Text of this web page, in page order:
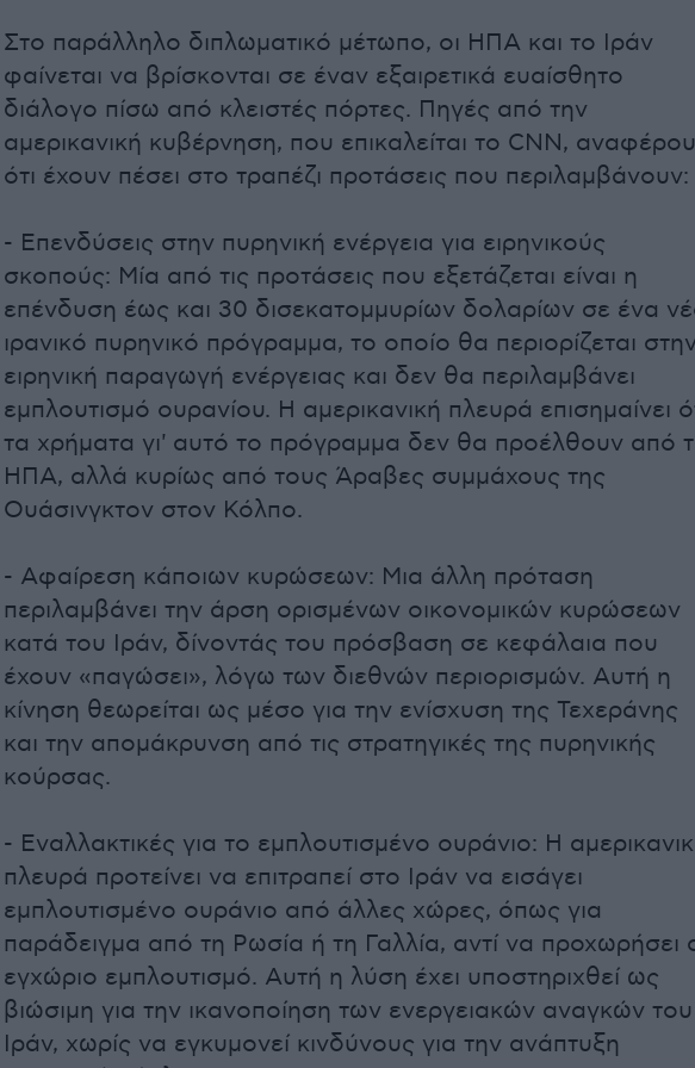
Στο παράλληλο διπλωματικό μέτωπο, οι ΗΠΑ και το Ιράν
φαίνεται να βρίσκονται σε έναν εξαιρετικά ευαίσθητο
διάλογο πίσω από κλειστές πόρτες. Πηγές από την
αμερικανική κυβέρνηση, που επικαλείται το CNN,
ότι έχουν πέσει στο τραπέζι προτάσεις που περιλαμβάνουν:
- Επενδύσεις στην πυρηνική ενέργεια για ειρηνικούς
σκοπούς: Μία από τις προτάσεις που εξετάζεται είναι η
επένδυση έως και 30 δισεκατομμυρίων δολαρίων σε ένα
ιρανικό πυρηνικό πρόγραμμα, το οποίο θα περιορίζεται
ειρηνική παραγωγή ενέργειας και δεν θα περιλαμβάνει
εμπλουτισμό ουρανίου. Η αμερικανική πλευρά επισημαίνει
τα χρήματα γι' αυτό το πρόγραμμα δεν θα προέλθουν από
ΗΠΑ, αλλά κυρίως από τους Άραβες συμμάχους της
Ουάσινγκτον στον Κόλπο.
- Αφαίρεση κάποιων κυρώσεων: Μια άλλη πρόταση
περιλαμβάνει την άρση ορισμένων οικονομικών κυρώσεων
κατά του Ιράν, δίνοντάς του πρόσβαση σε κεφάλαια που
έχουν «παγώσει», λόγω των διεθνών περιορισμών. Αυτή η
κίνηση θεωρείται ως μέσο για την ενίσχυση της Τεχεράνης
και την απομάκρυνση από τις στρατηγικές της πυρηνικής
κούρσας.
- Εναλλακτικές για το εμπλουτισμένο ουράνιο: Η
πλευρά προτείνει να επιτραπεί στο Ιράν να εισάγει
εμπλουτισμένο ουράνιο από άλλες χώρες, όπως για
παράδειγμα από τη Ρωσία ή τη Γαλλία, αντί να προχωρήσει
εγχώριο εμπλουτισμό. Αυτή η λύση έχει υποστηριχθεί ως
βιώσιμη για την ικανοποίηση των ενεργειακών αναγκών του
Ιράν, χωρίς να εγκυμονεί κινδύνους για την ανάπτυξη